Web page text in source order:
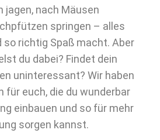
jagen, nach Mäusen
springen – alles
so richtig Spaß macht. Aber
du dabei? Findet dein
uninteressant? Wir haben
für euch, die du wunderbar
einbauen und so für mehr
sorgen kannst.